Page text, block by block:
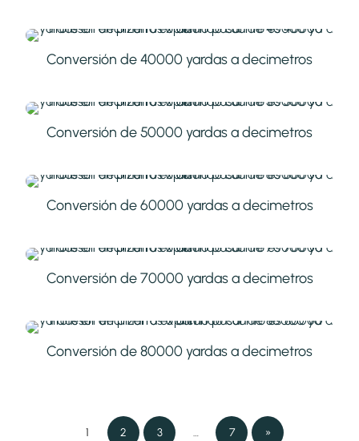
Conversión de 40000 yardas a decimetros
Conversión de 50000 yardas a decimetros
Conversión de 60000 yardas a decimetros
Conversión de 70000 yardas a decimetros
Conversión de 80000 yardas a decimetros
1 2 3 … 7 »